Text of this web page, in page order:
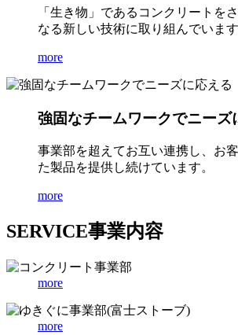
「生き物」であるコンクリートを
なる新しい技術に取り組んでいます
more
強固なチームワークでニーズ
事業部を超えてお互い連携し、お
た製品を提供し続けています。
more
SERVICE事業内容
more
more